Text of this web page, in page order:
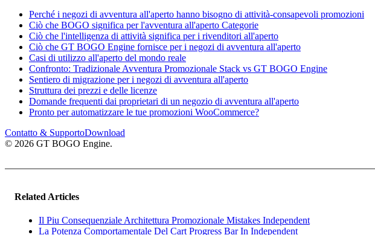
Perché i negozi di avventura all'aperto hanno bisogno di attività-consapevoli promozioni
Ciò che BOGO significa per l'avventura all'aperto Categorie
Ciò che l'intelligenza di attività significa per i rivenditori all'aperto
Ciò che GT BOGO Engine fornisce per i negozi di avventura all'aperto
Casi di utilizzo all'aperto del mondo reale
Confronto: Tradizionale Avventura Promozionale Stack vs GT BOGO Engine
Sentiero di migrazione per i negozi di avventura all'aperto
Struttura dei prezzi e delle licenze
Domande frequenti dai proprietari di un negozio di avventura all'aperto
Pronto per automatizzare le tue promozioni WooCommerce?
Contatto & SupportoDownload
© 2026 GT BOGO Engine.
Related Articles
Il Piu Consequenziale Architettura Promozionale Mistakes Independent
La Potenza Comportamentale Del Cart Progress Bar In Independent